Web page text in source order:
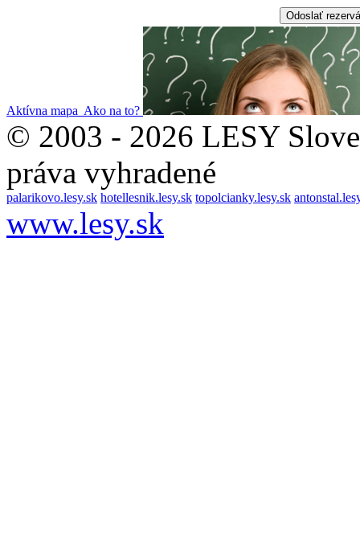
Aktívna mapa Ako na to?
© 2003 - 2026 LESY
práva vyhradené
palarikovo.lesy.sk hotellesnik.lesy.sk topolcianky.lesy.sk
www.lesy.sk